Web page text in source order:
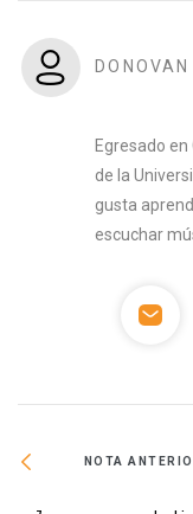
Egresado
de la
gusta
escuchar
NOTA